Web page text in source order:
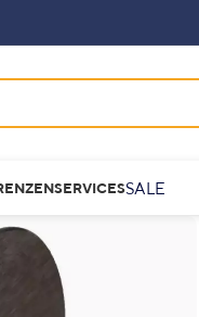
SERVICESSALE